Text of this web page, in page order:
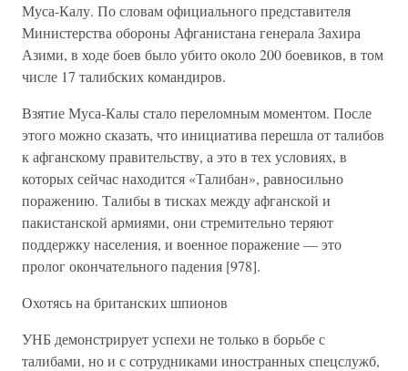
Муса-Калу. По словам официального представителя
Министерства обороны Афганистана генерала Захира
Азими, в ходе боев было убито около 200 боевиков, в том
числе 17 талибских командиров.
Взятие Муса-Калы стало переломным моментом. После
этого можно сказать, что инициатива перешла от талибов
к афганскому правительству, а это в тех условиях, в
которых сейчас находится «Талибан», равносильно
поражению. Талибы в тисках между афганской и
пакистанской армиями, они стремительно теряют
поддержку населения, и военное поражение — это
пролог окончательного падения [978].
Охотясь на британских шпионов
УНБ демонстрирует успехи не только в борьбе с
талибами, но и с сотрудниками иностранных спецслужб,